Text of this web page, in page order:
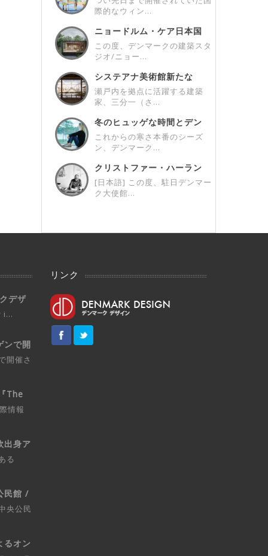
際的なウィン...
ニョードルム・ケア日本国
内初のプロジェク...
この度、デンマークの建築スタ
ジオ/ニョー...
システアナ美術館新たな
「第4室」/ A ...
瀬戸内を拠点に活躍する建築
家、三分一（さ...
冬のヒュッゲな時間とデン
マークデザイン ...
これからの寒さ本番のシーズ
ン、デンマーク...
クリストファー・ハーラン
x駐日デンマーク...
[日本語] この度、駐日デンマー
ク大使館...
デザ
i...
ンで開
開催さ
The
情報
出身ア
る
民館 /
央公民
るオン
リンク